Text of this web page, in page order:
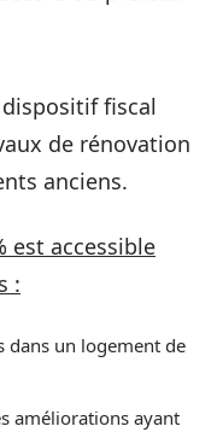
dispositif fiscal
de rénovation
anciens.
est accessible
:
dans un logement de
améliorations ayant